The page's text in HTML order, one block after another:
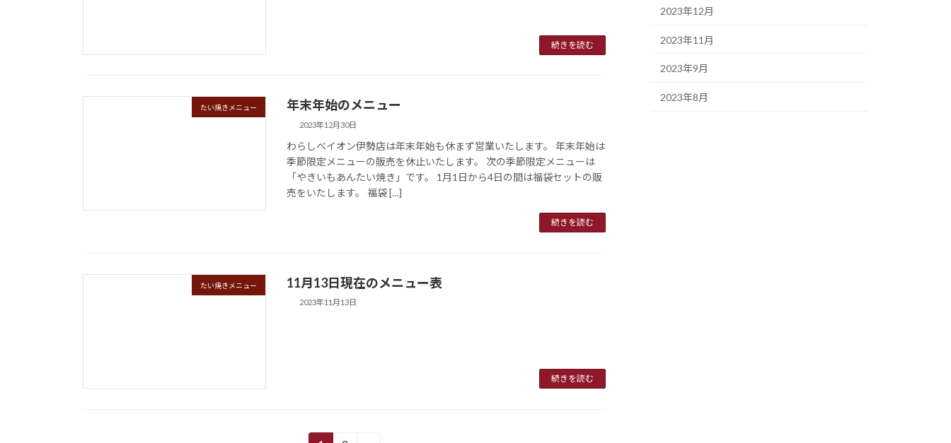
続きを読む
たい焼きメニュー 年末年始のメニュー
2023年12月30日
わらしべイオン伊勢店は年末年始も休まず営業いたします。 年末年始は
季節限定メニューの販売を休止いたします。 次の季節限定メニューは
「やきいもあんたい焼き」です。 1月1日から4日の間は福袋セットの販
売をいたします。 福袋 […]
続きを読む
たい焼きメニュー 11月13日現在のメニュー表
2023年11月13日
続きを読む
2023年12月
2023年11月
2023年9月
2023年8月